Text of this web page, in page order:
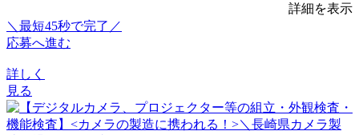
詳細を表示
＼最短45秒で完了／
応募へ進む
詳しく
見る